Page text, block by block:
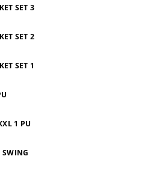
SET 3
SET 2
SET 1
1 PU
SWING